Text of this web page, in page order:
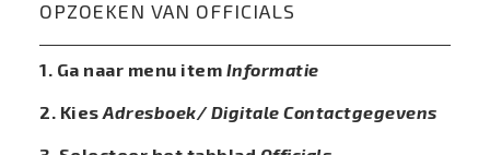
OPZOEKEN VAN OFFICIALS
1. Ga naar menu item Informatie
2. Kies Adresboek/ Digitale Contactgegevens